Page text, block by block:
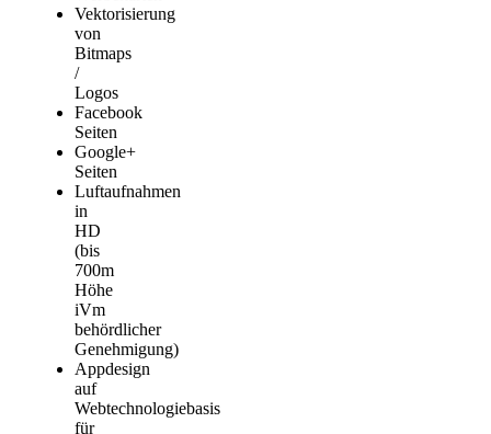
Vektorisierung
von
Bitmaps
/
Logos
Facebook
Seiten
Google+
Seiten
Luftaufnahmen
in
HD
(bis
700m
Höhe
iVm
behördlicher
Genehmigung)
Appdesign
auf
Webtechnologiebasis
für